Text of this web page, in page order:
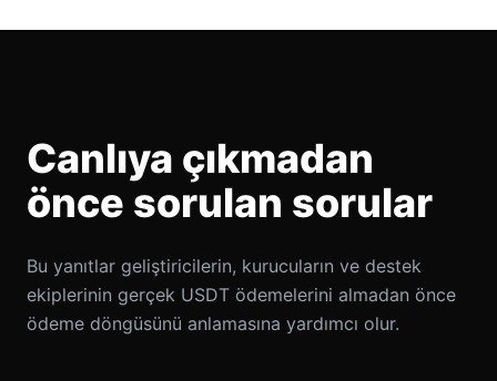
Canlıya çıkmadan
önce sorulan sorular
Bu yanıtlar geliştiricilerin, kurucuların ve destek
ekiplerinin gerçek USDT ödemelerini almadan önce
ödeme döngüsünü anlamasına yardımcı olur.